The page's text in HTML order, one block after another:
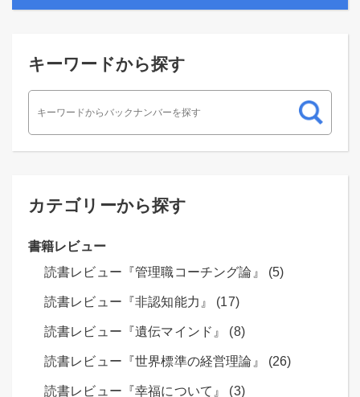
キーワードから探す
カテゴリーから探す
書籍レビュー
読書レビュー『管理職コーチング論』 (5)
読書レビュー『非認知能力』 (17)
読書レビュー『遺伝マインド』 (8)
読書レビュー『世界標準の経営理論』 (26)
読書レビュー『幸福について』 (3)